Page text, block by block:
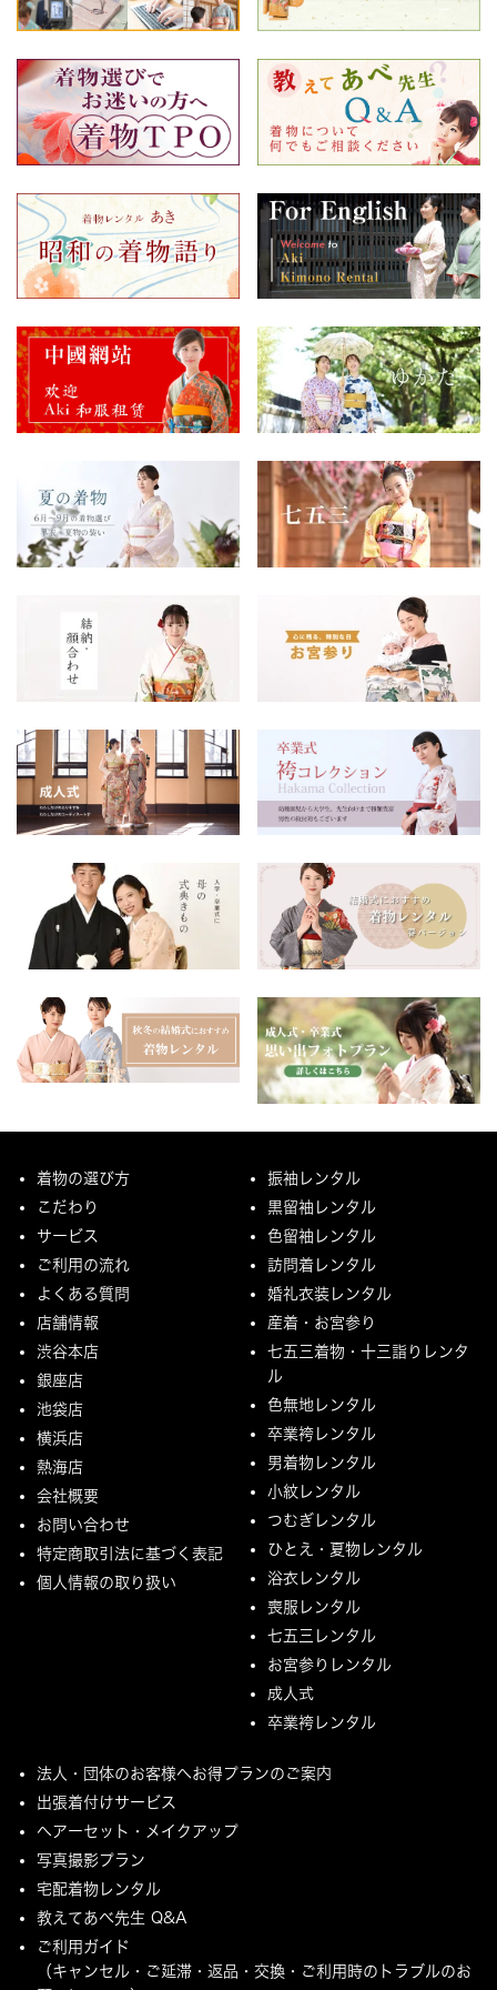
着物の選び方
こだわり
サービス
ご利用の流れ
よくある質問
店舗情報
渋谷本店
銀座店
池袋店
横浜店
熱海店
会社概要
お問い合わせ
特定商取引法に基づく表記
個人情報の取り扱い
振袖レンタル
黒留袖レンタル
色留袖レンタル
訪問着レンタル
婚礼衣装レンタル
産着・お宮参り
七五三着物・十三詣りレンタ
ル
色無地レンタル
卒業袴レンタル
男着物レンタル
小紋レンタル
つむぎレンタル
ひとえ・夏物レンタル
浴衣レンタル
喪服レンタル
七五三レンタル
お宮参りレンタル
成人式
卒業袴レンタル
法人・団体のお客様へお得プランのご案内
出張着付けサービス
ヘアーセット・メイクアップ
写真撮影プラン
宅配着物レンタル
教えてあべ先生 Q&A
ご利用ガイド
（キャンセル・ご延滞・返品・交換・ご利用時のトラブルのお